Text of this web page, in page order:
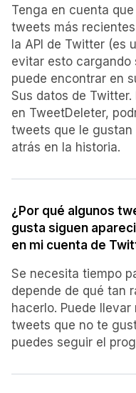
Tenga en cuenta
tweets más
la API de Twitter (es
evitar esto cargando
puede encontrar en
Sus datos de
en TweetDeleter,
tweets que le
atrás en la historia.
¿Por qué algunos
gusta siguen
en mi cuenta de
Se necesita tiempo
depende de qué tan
hacerlo. Puede
tweets que no te
puedes seguir el